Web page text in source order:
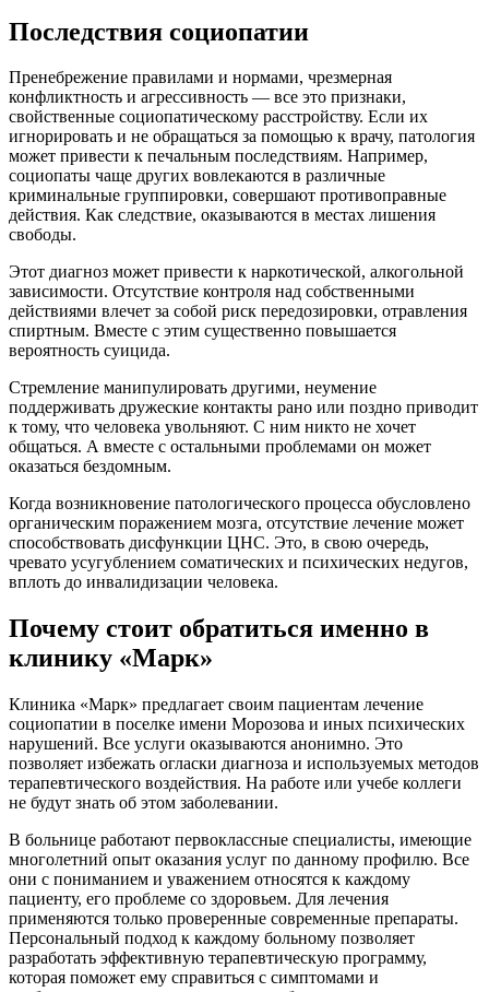
Последствия социопатии
Пренебрежение правилами и нормами, чрезмерная
конфликтность и агрессивность — все это признаки,
свойственные социопатическому расстройству. Если их
игнорировать и не обращаться за помощью к врачу, патология
может привести к печальным последствиям. Например,
социопаты чаще других вовлекаются в различные
криминальные группировки, совершают противоправные
действия. Как следствие, оказываются в местах лишения
свободы.
Этот диагноз может привести к наркотической, алкогольной
зависимости. Отсутствие контроля над собственными
действиями влечет за собой риск передозировки, отравления
спиртным. Вместе с этим существенно повышается
вероятность суицида.
Стремление манипулировать другими, неумение
поддерживать дружеские контакты рано или поздно приводит
к тому, что человека увольняют. С ним никто не хочет
общаться. А вместе с остальными проблемами он может
оказаться бездомным.
Когда возникновение патологического процесса обусловлено
органическим поражением мозга, отсутствие лечение может
способствовать дисфункции ЦНС. Это, в свою очередь,
чревато усугублением соматических и психических недугов,
вплоть до инвалидизации человека.
Почему стоит обратиться именно в
клинику «Марк»
Клиника «Марк» предлагает своим пациентам лечение
социопатии в поселке имени Морозова и иных психических
нарушений. Все услуги оказываются анонимно. Это
позволяет избежать огласки диагноза и используемых методов
терапевтического воздействия. На работе или учебе коллеги
не будут знать об этом заболевании.
В больнице работают первоклассные специалисты, имеющие
многолетний опыт оказания услуг по данному профилю. Все
они с пониманием и уважением относятся к каждому
пациенту, его проблеме со здоровьем. Для лечения
применяются только проверенные современные препараты.
Персональный подход к каждому больному позволяет
разработать эффективную терапевтическую программу,
которая поможет ему справиться с симптомами и